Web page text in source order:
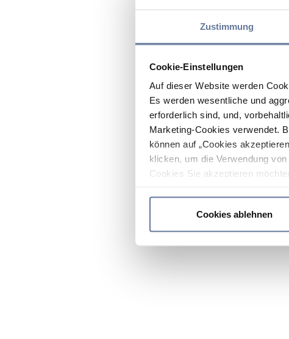
Zustimmung
Cookie-Einstellungen
Auf dieser Website werden
Es werden wesentliche und
erforderlich sind, und,
Marketing-Cookies verwendet.
können auf „Cookies
klicken, um die Verwendung
Cookies Sie akzeptieren
Cookies ablehnen